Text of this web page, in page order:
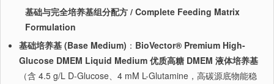
基础与完全培养基组分配方 / Complete Feeding Matrix
Formulation
基础培养基 (Base Medium) ： BioVector® Premium High-
Glucose DMEM Liquid Medium 优质高糖 DMEM 液体培养基
（含 4.5 g/L D-Glucose、4 mM L-Glutamine，高碳源底物能稳